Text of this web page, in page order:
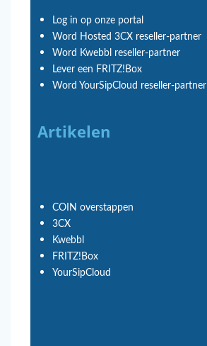
Log in op onze portal
Word Hosted 3CX reseller-partner
Word Kwebbl reseller-partner
Lever een FRITZ!Box
Word YourSipCloud reseller-partner
Artikelen
COIN overstappen
3CX
Kwebbl
FRITZ!Box
YourSipCloud